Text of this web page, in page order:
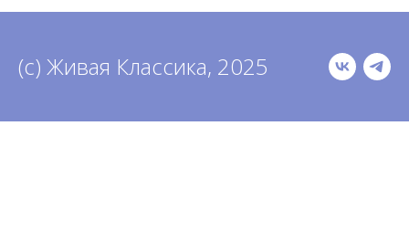
(с) Живая Классика, 2025